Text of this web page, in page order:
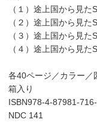
（１）途上国から見た
（２）途上国から見た
（３）途上国から見た
（４）途上国から見た
各40ページ／カラー／
箱入り
ISBN978-4-87981-
NDC 141